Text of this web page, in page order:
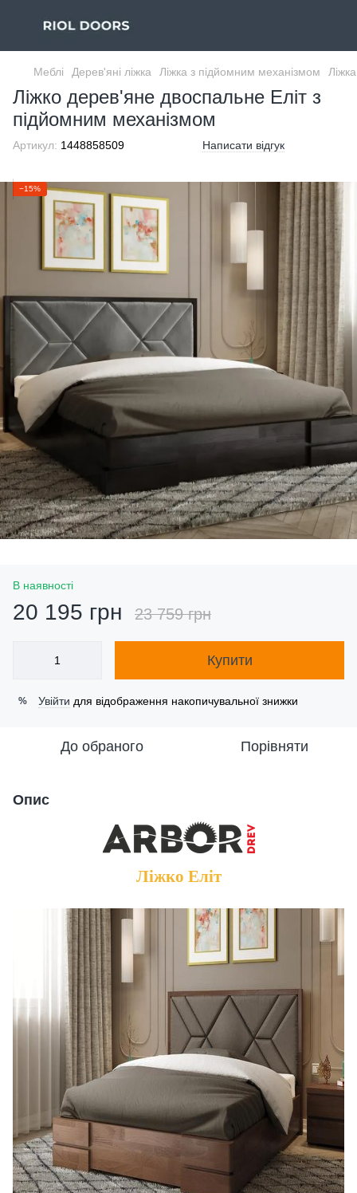
Меблі Дерев'яні ліжка Ліжка з підйомним механізмом
Ліжко дерев'яне двоспальне Еліт з
підйомним механізмом
Артикул: 1448858509 Написати відгук
−15%
В наявності
20 195 грн 23 759 грн
Купити
% Увійти для відображення накопичувальної знижки
До обраного Порівняти
Опис
Ліжко Еліт